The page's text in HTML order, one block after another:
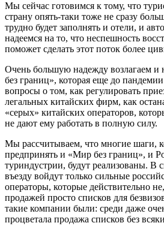
Мы сейчас готовимся к тому, что
страну опять-таки тоже не сразу
трудно будет заполнять и отели, и
надеемся на то, что неспешность
поможет сделать этот поток более
Очень большую надежду возлагаем
без границ», которая еще до
вопросы о том, как регулировать
легальных китайских фирм, как
«серых» китайских операторов,
не дают ему работать в полную силу.
Мы рассчитываем, что многие шаги,
предпринять и «Мир без границ», и
туриндустрии, будут реализованы. В
въезду войдут только сильные
операторы, которые действительно
продажей просто списков для
такие компании были: среди даже
процветала продажа списков без